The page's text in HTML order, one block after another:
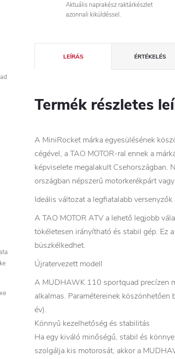
Aktuális naprakész raktárkészlet
azonnali kiküldéssel.
LEÍRÁS ÉRTÉKELÉS
Termék részletes
A MiniRocket márka egyesülésének
cégével, a TAO MOTOR-ral ennek a
képviselete megalakult Csehországban.
országban népszerű motorkerékpárt
Ideális változat a legfiatalabb versenyzők
A TAO MOTOR ATV a lehető legjobb
tökéletesen irányítható és stabil gép. Ez
büszkélkedhet.
Újratervezett modell
A MUDHAWK 110 sportquad precízen
alkalmas. Paramétereinek
év).
Könnyű kezelhetőség és stabilitás
Ha egy kiváló minőségű, stabil és
szolgálja kis motorosát, akkor a